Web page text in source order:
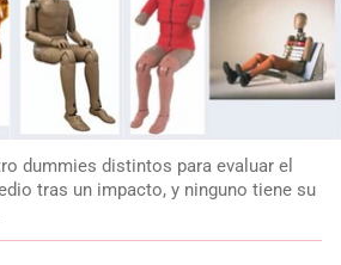
dummies distintos para evaluar el
tras un impacto, y ninguno tiene su